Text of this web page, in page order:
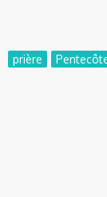
prière